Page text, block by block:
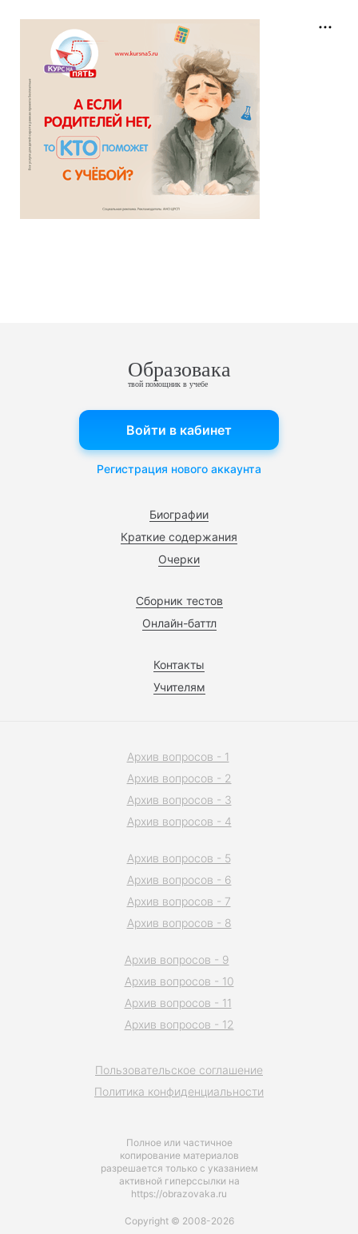
Образовака
твой помощник в учебе
Биографии
Краткие содержания
Очерки
Сборник тестов
Онлайн-баттл
Контакты
Учителям
Войти в кабинет
Регистрация нового аккаунта
Полное или частичное
копирование материалов
разрешается только с указанием
активной гиперссылки на
https://obrazovaka.ru
Пользовательское соглашение
Политика конфиденциальности
Архив вопросов - 1
Архив вопросов - 2
Архив вопросов - 3
Архив вопросов - 4
Архив вопросов - 5
Архив вопросов - 6
Архив вопросов - 7
Архив вопросов - 8
Архив вопросов - 9
Архив вопросов - 10
Архив вопросов - 11
Архив вопросов - 12
Copyright © 2008-2026